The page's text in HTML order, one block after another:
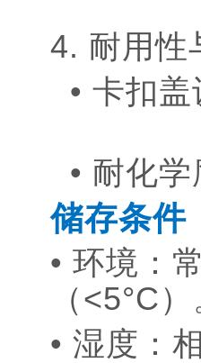
4. 耐用
• 卡扣
• 耐化
储存条件
• 环境：
（<5°C
• 湿度：